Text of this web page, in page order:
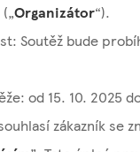
Organizátor“).
Soutěž bude
od 15. 10. 2025
zákazník se